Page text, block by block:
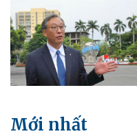
Mới nhất